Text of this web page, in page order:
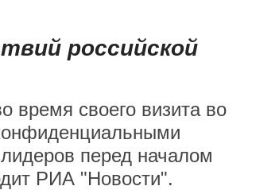
российской
время своего визита во
перед началом
РИА "Новости".